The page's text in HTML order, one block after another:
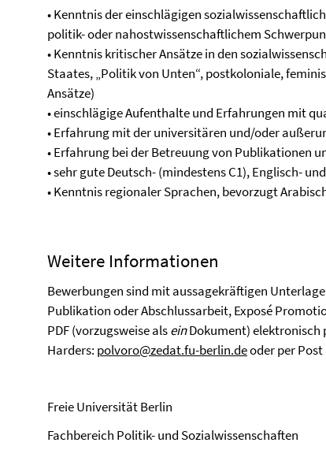
• Kenntnis der einschlägigen
politik- oder nahostwissenschaftlichem
• Kenntnis kritischer Ansätze in den
Staates, „Politik von Unten“, postkoloniale,
Ansätze)
• einschlägige Aufenthalte und Erfahrungen mit
• Erfahrung mit der universitären und/oder
• Erfahrung bei der Betreuung von Publikationen
• sehr gute Deutsch- (mindestens C1), Englisch-
• Kenntnis regionaler Sprachen, bevorzugt
Weitere Informationen
Bewerbungen sind mit aussagekräftigen
Publikation oder Abschlussarbeit, Exposé
PDF (vorzugsweise alseinDokument) elektronisch
Harders: polvoro@zedat.fu-berlin.deoder per Post
Freie Universität Berlin
Fachbereich Politik- und Sozialwissenschaften